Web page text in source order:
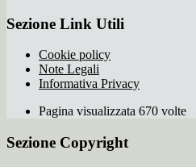
Sezione Link Utili
Cookie policy
Note Legali
Informativa Privacy
Pagina visualizzata 670 volte
Sezione Copyright